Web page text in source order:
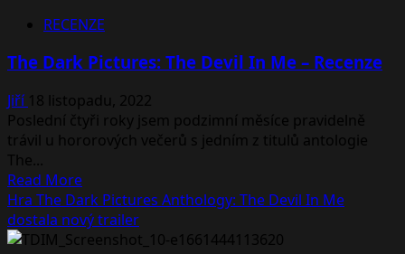
8020
tento
a
přináší
další
kapitolu
Dark
Pictures
RECENZE
The Dark Pictures: The Devil In Me – Recenze
Jiří 18 listopadu, 2022
Poslední čtyři roky jsem podzimní měsíce pravidelně
trávil u hororových večerů s jedním z titulů antologie
The...
Read MoreRead
more
about
The
Hra The Dark Pictures Anthology: The Devil In Me
dostala nový trailer